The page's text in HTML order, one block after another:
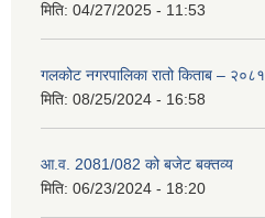
मिति: 04/27/2025 - 11:53
गलकोट नगरपालिका रातो किताब – २०८१
मिति: 08/25/2024 - 16:58
आ.व. 2081/082 को बजेट बक्तव्य
मिति: 06/23/2024 - 18:20